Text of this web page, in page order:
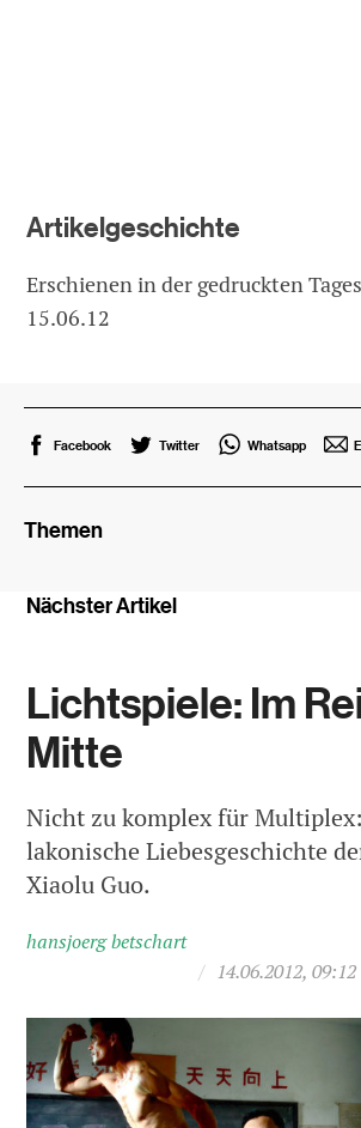
Artikelgeschichte
Erschienen in der gedruckten
15.06.12
Facebook Twitter Whatsapp
Themen
Nächster Artikel
Lichtspiele: Im
Mitte
Nicht zu komplex für
lakonische Liebesgeschichte
Xiaolu Guo.
hansjoerg betschart
/ 14.06.2012,